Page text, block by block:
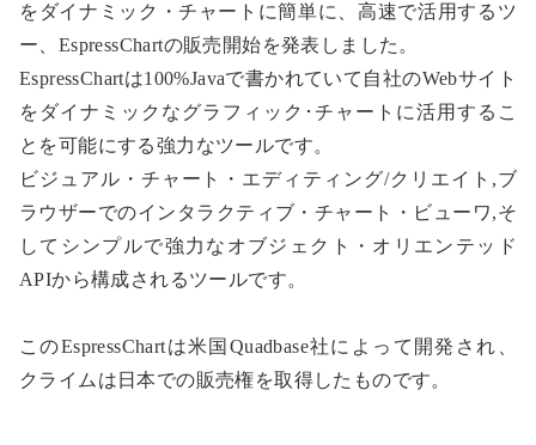
をダイナミック・チャートに簡単に、高速で活用するツ
ー、EspressChartの販売開始を発表しました。
EspressChartは100%Javaで書かれていて自社のWebサイト
をダイナミックなグラフィック･チャートに活用するこ
とを可能にする強力なツールです。
ビジュアル・チャート・エディティング/クリエイト,ブ
ラウザーでのインタラクティブ・チャート・ビューワ,そ
してシンプルで強力なオブジェクト・オリエンテッド
APIから構成されるツールです。
このEspressChartは米国Quadbase社によって開発され、
クライムは日本での販売権を取得したものです。